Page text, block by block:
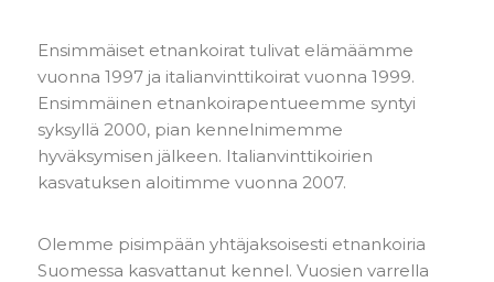
Ensimmäiset etnankoirat tulivat elämäämme
vuonna 1997 ja italianvinttikoirat vuonna 1999.
Ensimmäinen etnankoirapentueemme syntyi
syksyllä 2000, pian kennelnimemme
hyväksymisen jälkeen. Italianvinttikoirien
kasvatuksen aloitimme vuonna 2007.
Olemme pisimpään yhtäjaksoisesti etnankoiria
Suomessa kasvattanut kennel. Vuosien varrella